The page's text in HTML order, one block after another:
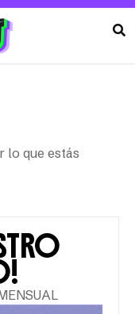
lo que estás